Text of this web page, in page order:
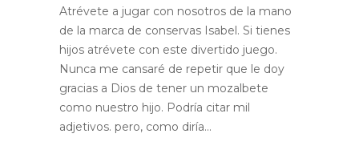
Atrévete a jugar con nosotros de la mano
de la marca de conservas Isabel. Si tienes
hijos atrévete con este divertido juego.
Nunca me cansaré de repetir que le doy
gracias a Dios de tener un mozalbete
como nuestro hijo. Podría citar mil
adjetivos. pero, como diría...